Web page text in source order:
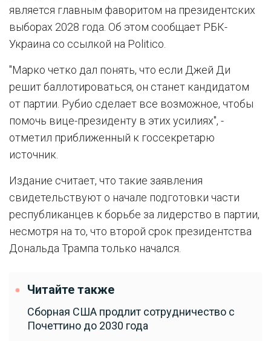
является главным фаворитом на президентских
выборах 2028 года. Об этом сообщает РБК-
Украина со ссылкой на Politico.
"Марко четко дал понять, что если Джей Ди
решит баллотироваться, он станет кандидатом
от партии. Рубио сделает все возможное, чтобы
помочь вице-президенту в этих усилиях", -
отметил приближенный к госсекретарю
источник.
Издание считает, что такие заявления
свидетельствуют о начале подготовки части
республиканцев к борьбе за лидерство в партии,
несмотря на то, что второй срок президентства
Дональда Трампа только начался.
Читайте также
Сборная США продлит сотрудничество с
Почеттино до 2030 года